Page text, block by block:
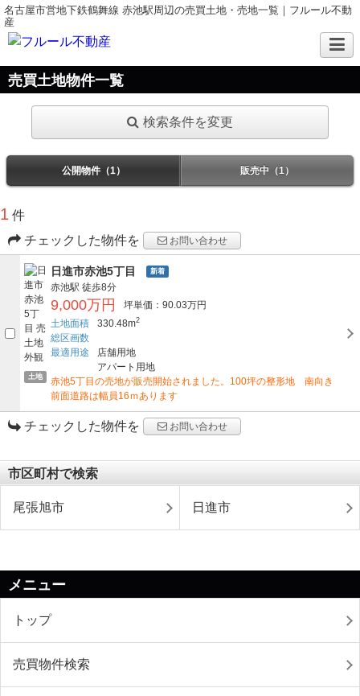
名古屋市営地下鉄鶴舞線 赤池駅周辺の売買土地・売地一覧｜フルール不動
産
売買土地物件一覧
検索条件を変更
公開物件（1） 販売中（1）
1 件
チェックした物件を
お問い合わせ
土地
日進市赤池5丁目 新着
赤池駅 徒歩8分
9,000万円
坪単価：90.03万円
土地面積
330.48m2
総区画数
最適用途
店舗用地
アパート用地
赤池5丁目の売地が販売開始されました。100坪の整形地 南向き
前面道路は幅員16ｍあります
チェックした物件を お問い合わせ
市区町村で検索
尾張旭市 日進市
メニュー
トップ
売買物件検索